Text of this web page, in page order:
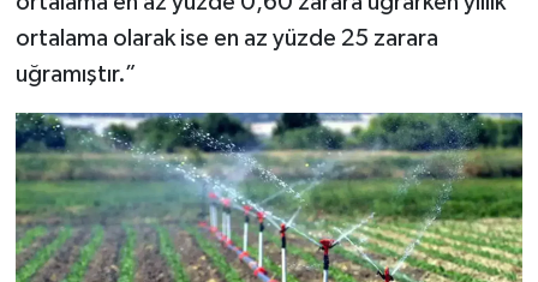
ortalama olarak ise en az yüzde 25 zarara
uğramıştır.”